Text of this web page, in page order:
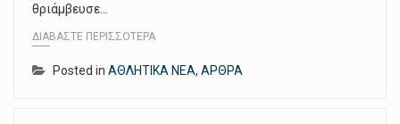
θριάμβευσε…
ΔΙΑΒΆΣΤΕ ΠΕΡΙΣΣΌΤΕΡΑ
Posted in ΑΘΛΗΤΙΚΑ ΝΕΑ, ΑΡΘΡΑ